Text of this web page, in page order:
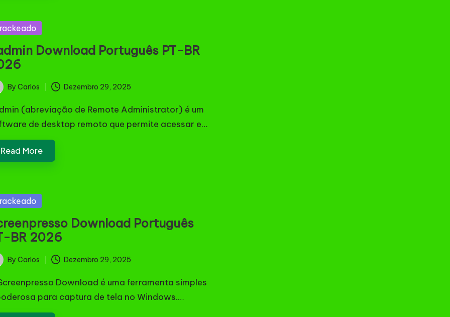
Download Português PT-BR
By Carlos Dezembro 29, 2025
(abreviação de Remote Administrator) é um
de desktop remoto que permite acessar e…
Read More
Download Português
BR 2026
By Carlos Dezembro 29, 2025
Download é uma ferramenta simples
para captura de tela no Windows.…